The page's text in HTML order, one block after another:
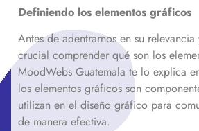
Definiendo los elementos gráficos
Antes de adentrarnos en su
crucial comprender qué son los
MoodWebs Guatemala te lo explica
los elementos gráficos son
utilizan en el diseño gráfico para
de manera efectiva.